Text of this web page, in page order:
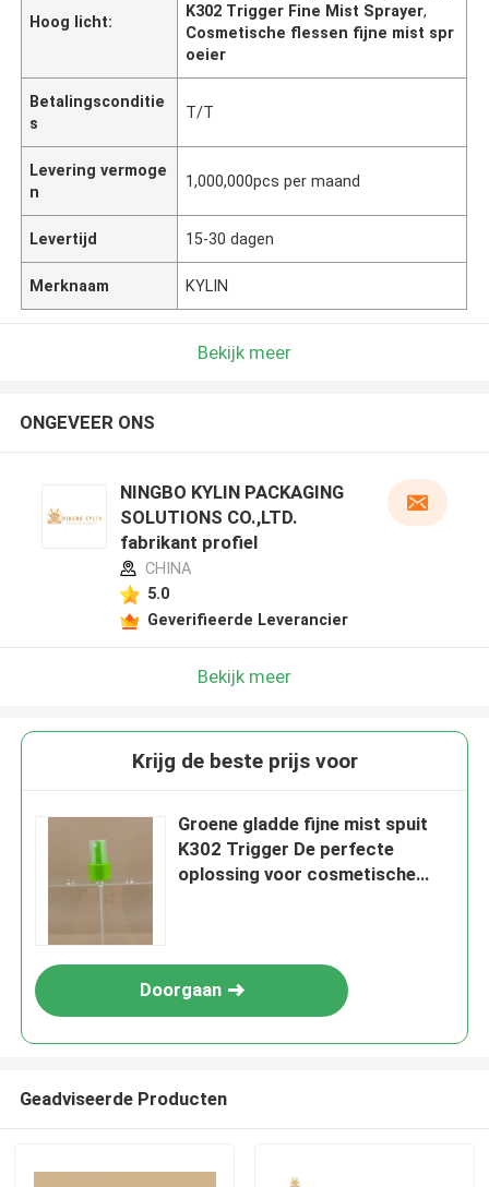
Hoog licht:
K302 Trigger Fine Mist Sprayer,
Cosmetische flessen fijne mist spr
oeier
Betalingsconditie
s
T/T
Levering vermoge
n
1,000,000pcs per maand
Levertijd 15-30 dagen
Merknaam KYLIN
Bekijk meer
ONGEVEER ONS
NINGBO KYLIN PACKAGING
SOLUTIONS CO.,LTD.
fabrikant profiel
CHINA
5.0
Geverifieerde Leverancier
Bekijk meer
Krijg de beste prijs voor
Groene gladde fijne mist spuit
K302 Trigger De perfecte
oplossing voor cosmetische
Doorgaan
Geadviseerde Producten